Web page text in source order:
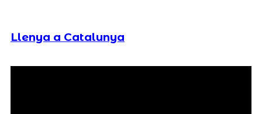
Llenya a Catalunya